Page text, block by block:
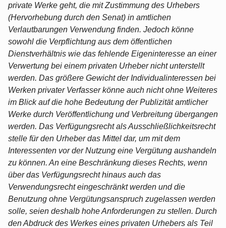
private Werke geht, die mit Zustimmung des Urhebers
(Hervorhebung durch den Senat) in amtlichen
Verlautbarungen Verwendung finden. Jedoch könne
sowohl die Verpflichtung aus dem öffentlichen
Dienstverhältnis wie das fehlende Eigeninteresse an einer
Verwertung bei einem privaten Urheber nicht unterstellt
werden. Das größere Gewicht der Individualinteressen bei
Werken privater Verfasser könne auch nicht ohne Weiteres
im Blick auf die hohe Bedeutung der Publizität amtlicher
Werke durch Veröffentlichung und Verbreitung übergangen
werden. Das Verfügungsrecht als Ausschließlichkeitsrecht
stelle für den Urheber das Mittel dar, um mit dem
Interessenten vor der Nutzung eine Vergütung aushandeln
zu können. An eine Beschränkung dieses Rechts, wenn
über das Verfügungsrecht hinaus auch das
Verwendungsrecht eingeschränkt werden und die
Benutzung ohne Vergütungsanspruch zugelassen werden
solle, seien deshalb hohe Anforderungen zu stellen. Durch
den Abdruck des Werkes eines privaten Urhebers als Teil